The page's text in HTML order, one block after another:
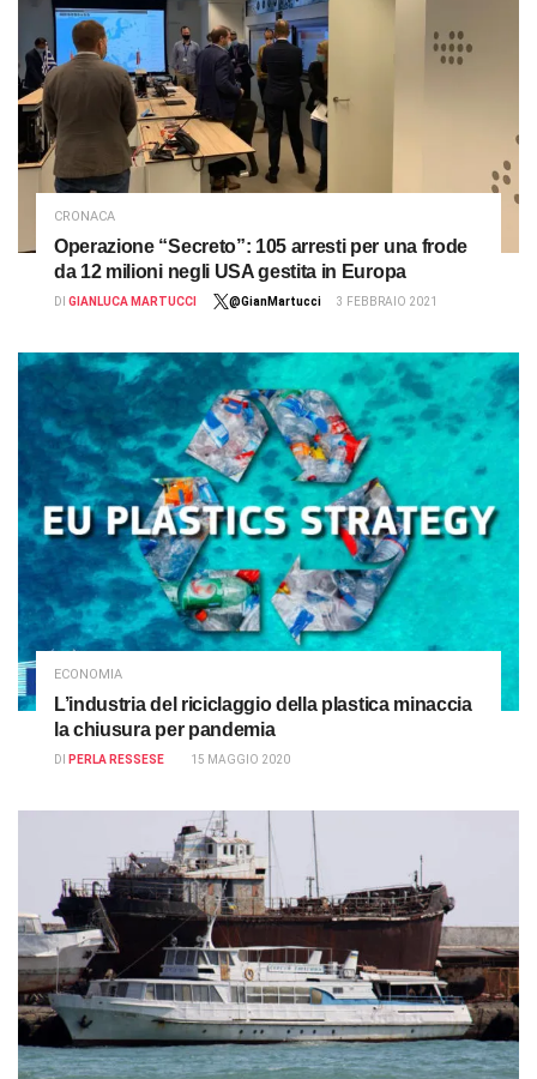
CRONACA
Operazione “Secreto”: 105 arresti per una frode
da 12 milioni negli USA gestita in Europa
DI GIANLUCA MARTUCCI @GianMartucci 3 FEBBRAIO 2021
ECONOMIA
L’industria del riciclaggio della plastica minaccia
la chiusura per pandemia
DI PERLA RESSESE 15 MAGGIO 2020